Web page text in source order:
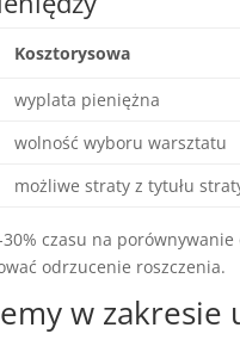
Kosztorysowa
wyplata pieniężna
wolność wyboru warsztatu
możliwe straty z tytułu
czasu na
odrzucenie roszczenia.
w